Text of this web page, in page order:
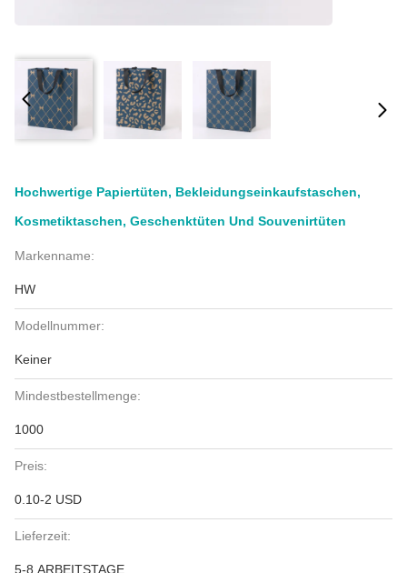
Hochwertige Papiertüten, Bekleidungseinkaufstaschen,
Kosmetiktaschen, Geschenktüten Und Souvenirtüten
Markenname:
HW
Modellnummer:
Keiner
Mindestbestellmenge:
1000
Preis:
0.10-2 USD
Lieferzeit:
5-8 ARBEITSTAGE